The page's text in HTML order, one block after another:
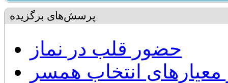
پرسش‌های برگزیده
حضور قلب در نماز
معیارهای انتخاب همسر